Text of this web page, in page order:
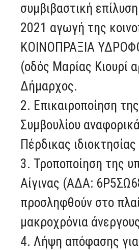
συμβιβαστική
2021 αγωγή της
ΚΟΙΝΟΠΡΑΞΙΑ
(οδός Μαρίας Κιουρί
Δήμαρχος.
2. Επικαιροποίηση
Συμβουλίου
Πέρδικας
3. Τροποποίηση της
Αίγινας (ΑΔΑ:
προσληφθούν στο
μακροχρόνια
4. Λήψη απόφασης